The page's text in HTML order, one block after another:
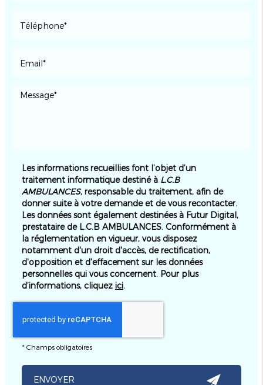
Les informations recueillies font l’objet d’un
traitement informatique destiné àL.C.B
AMBULANCES, responsable du traitement, afin de
donner suite à votre demande et de vous recontacter.
Les données sont également destinées à Futur Digital,
prestataire de L.C.B AMBULANCES. Conformément à
la réglementation en vigueur, vous disposez
notamment d'un droit d'accès, de rectification,
d'opposition et d'effacement sur les données
personnelles qui vous concernent. Pour plus
d’informations, cliquez ici.
* Champs obligatoires